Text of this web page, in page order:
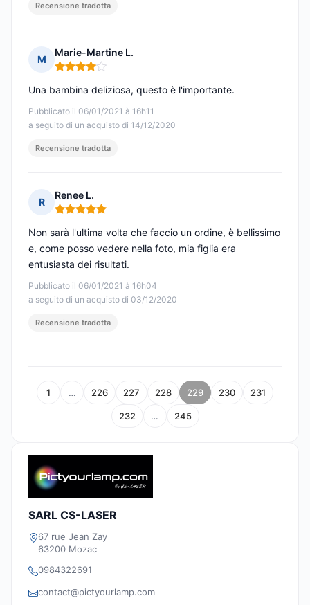
Recensione tradotta
M
Marie-Martine L.
Nota: 4 su 5
Pubblicato il 06/01/2021 à 16h11
a seguito di un acquisto di 14/12/2020
Una bambina deliziosa, questo è l'importante.
Recensione tradotta
R
Renee L.
Nota: 5 su 5
Pubblicato il 06/01/2021 à 16h04
a seguito di un acquisto di 03/12/2020
Non sarà l'ultima volta che faccio un ordine, è bellissimo
e, come posso vedere nella foto, mia figlia era
entusiasta dei risultati.
Recensione tradotta
1 … 226 227 228 229 230 231
232 … 245
SARL CS-LASER
67 rue Jean Zay
63200 Mozac
0984322691
contact@pictyourlamp.com